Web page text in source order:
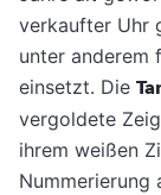
verkaufter Uhr
unter anderem
einsetzt. Die
vergoldete
ihrem weißen
Nummerierung